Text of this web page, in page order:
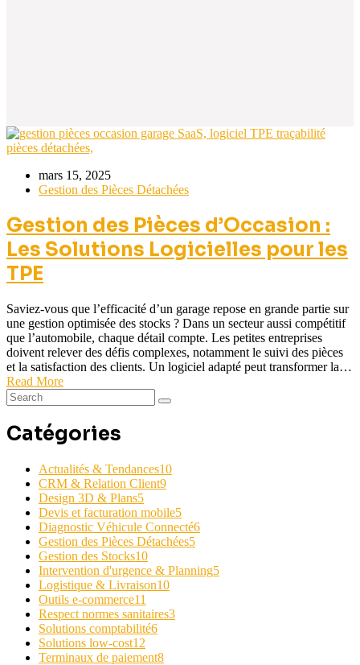
mars 15, 2025
Gestion des Pièces Détachées
Gestion des Pièces d’Occasion :
Les Solutions Logicielles pour les
TPE
Saviez-vous que l’efficacité d’un garage repose en grande partie sur
une gestion optimisée des stocks ? Dans un secteur aussi compétitif
que l’automobile, chaque détail compte. Les petites entreprises
doivent relever des défis complexes, notamment le suivi des pièces
et la satisfaction des clients. Un logiciel adapté peut transformer la…
Read More
Catégories
Actualités & Tendances10
CRM & Relation Client9
Design 3D & Plans5
Devis et facturation mobile5
Diagnostic Véhicule Connecté6
Gestion des Pièces Détachées5
Gestion des Stocks10
Intervention d'urgence & Planning5
Logistique & Livraison10
Outils e-commerce11
Respect normes sanitaires3
Solutions comptabilité6
Solutions low-cost12
Terminaux de paiement8